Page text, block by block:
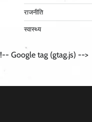
राजनीति
स्वास्थ्य
!-- Google tag (gtag.js) -->